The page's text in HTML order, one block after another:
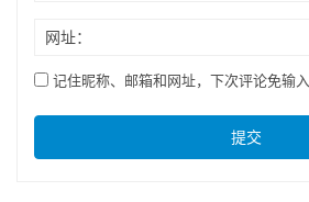
网址：
记住昵称、邮箱和网址，下次评论免输入
提交